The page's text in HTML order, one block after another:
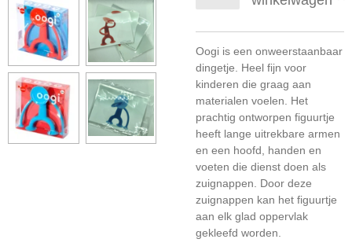
Oogi is een onweerstaanbaar
dingetje. Heel fijn voor
kinderen die graag aan
materialen voelen. Het
prachtig ontworpen figuurtje
heeft lange uitrekbare armen
en een hoofd, handen en
voeten die dienst doen als
zuignappen. Door deze
zuignappen kan het figuurtje
aan elk glad oppervlak
gekleefd worden.